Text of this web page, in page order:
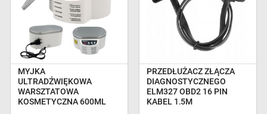
MYJKA
ULTRADŹWIĘKOWA
WARSZTATOWA
KOSMETYCZNA 600ML
PRZEDŁUŻACZ ZŁĄCZA
DIAGNOSTYCZNEGO
ELM327 OBD2 16 PIN
KABEL 1,5M